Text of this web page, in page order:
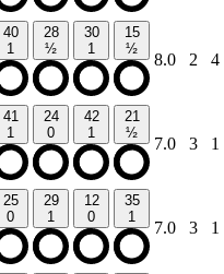
40
1
28
½
30
1
15
½
8.0 2 4
41
1
24
0
42
1
21
½
7.0 3 1
25
0
29
1
12
0
35
1
7.0 3 1